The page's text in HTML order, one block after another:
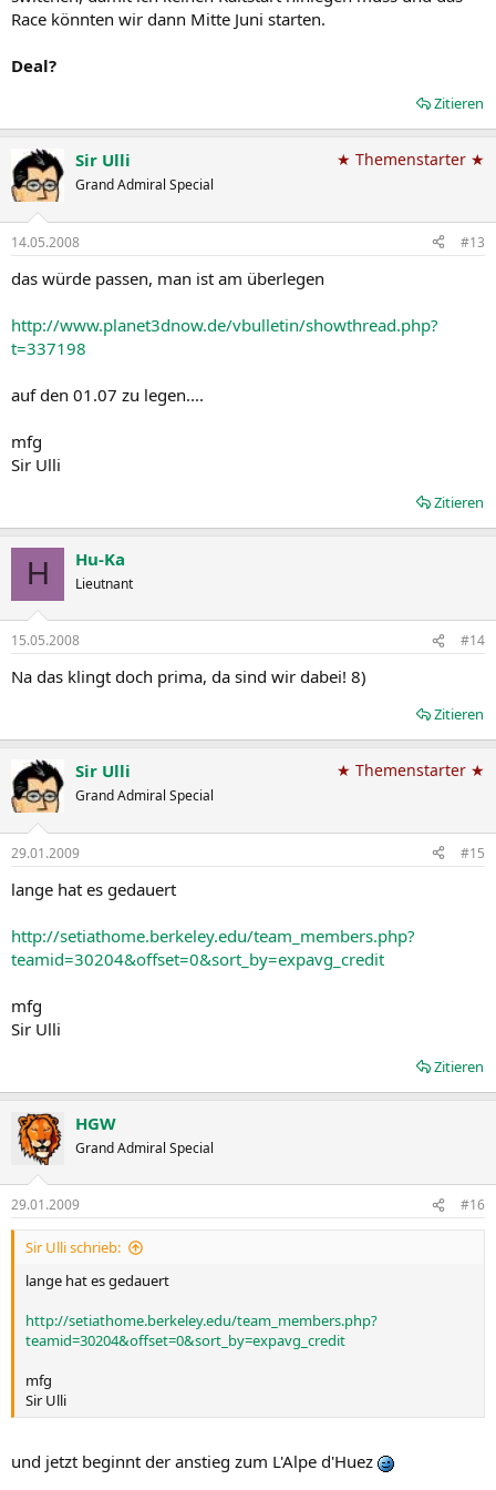
Race könnten wir dann Mitte Juni starten.
Deal?
Zitieren
Sir Ulli
Grand Admiral Special
★ Themenstarter ★
14.05.2008 #13
das würde passen, man ist am überlegen
http://www.planet3dnow.de/vbulletin/showthread.php?
t=337198
auf den 01.07 zu legen....
mfg
Sir Ulli
Zitieren
H Hu-Ka
Lieutnant
15.05.2008 #14
Na das klingt doch prima, da sind wir dabei! 8)
Zitieren
Sir Ulli
Grand Admiral Special
★ Themenstarter ★
29.01.2009 #15
lange hat es gedauert
http://setiathome.berkeley.edu/team_members.php?
teamid=30204&offset=0&sort_by=expavg_credit
mfg
Sir Ulli
Zitieren
HGW
Grand Admiral Special
29.01.2009 #16
Sir Ulli schrieb:
lange hat es gedauert
http://setiathome.berkeley.edu/team_members.php?
teamid=30204&offset=0&sort_by=expavg_credit
mfg
Sir Ulli
und jetzt beginnt der anstieg zum L'Alpe d'Huez